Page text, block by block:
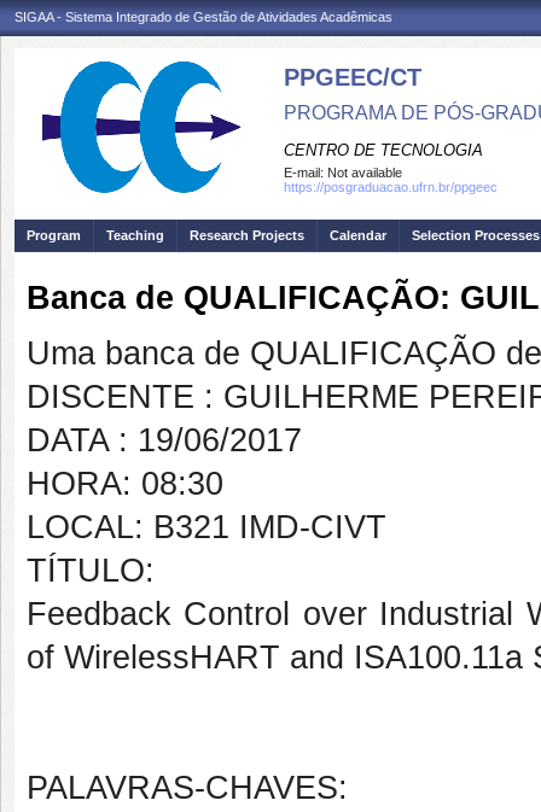
SIGAA - Sistema Integrado de Gestão de Atividades Acadêmicas
PPGEEC/CT
PROGRAMA DE PÓS-
CENTRO DE TECNOLOGIA
E-mail: Not available
https://posgraduacao.ufrn.br/ppgeec
Program Teaching Research Projects Calendar Selection Processes
Banca de QUALIFICAÇÃO:
Uma banca de QUALIFICAÇÃO
DISCENTE : GUILHERME
DATA : 19/06/2017
HORA: 08:30
LOCAL: B321 IMD-CIVT
TÍTULO:
Feedback Control over Industrial
of WirelessHART and ISA100.11a
PALAVRAS-CHAVES: